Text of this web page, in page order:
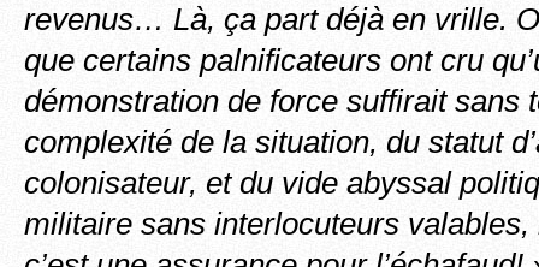
revenus… Là, ça part déjà en vrille.
que certains palnificateurs ont cru
démonstration de force suffirait sans
complexité de la situation, du statut
colonisateur, et du vide abyssal
militaire sans interlocuteurs